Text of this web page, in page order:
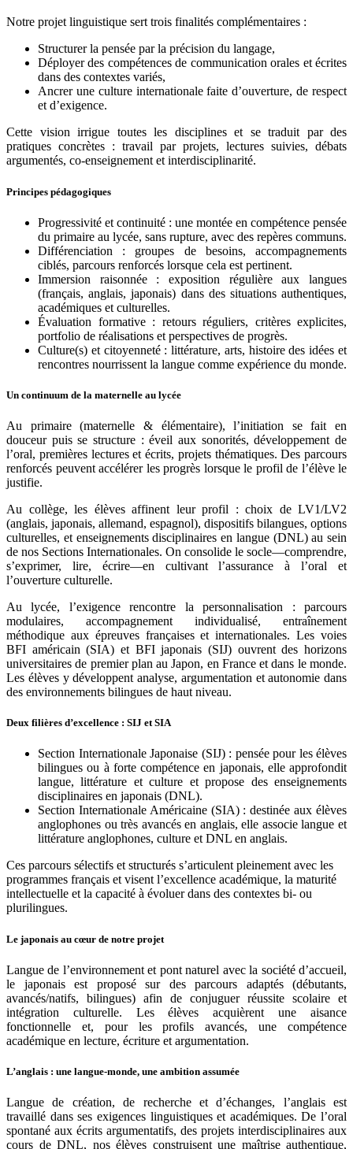
Notre projet linguistique sert trois finalités complémentaires :
Structurer la pensée par la précision du langage,
Déployer des compétences de communication orales et écrites
dans des contextes variés,
Ancrer une culture internationale faite d’ouverture, de respect
et d’exigence.
Cette vision irrigue toutes les disciplines et se traduit par des
pratiques concrètes : travail par projets, lectures suivies, débats
argumentés, co-enseignement et interdisciplinarité.
Principes pédagogiques
Progressivité et continuité : une montée en compétence pensée
du primaire au lycée, sans rupture, avec des repères communs.
Différenciation : groupes de besoins, accompagnements
ciblés, parcours renforcés lorsque cela est pertinent.
Immersion raisonnée : exposition régulière aux langues
(français, anglais, japonais) dans des situations authentiques,
académiques et culturelles.
Évaluation formative : retours réguliers, critères explicites,
portfolio de réalisations et perspectives de progrès.
Culture(s) et citoyenneté : littérature, arts, histoire des idées et
rencontres nourrissent la langue comme expérience du monde.
Un continuum de la maternelle au lycée
Au primaire (maternelle & élémentaire), l’initiation se fait en
douceur puis se structure : éveil aux sonorités, développement de
l’oral, premières lectures et écrits, projets thématiques. Des parcours
renforcés peuvent accélérer les progrès lorsque le profil de l’élève le
justifie.
Au collège, les élèves affinent leur profil : choix de LV1/LV2
(anglais, japonais, allemand, espagnol), dispositifs bilangues, options
culturelles, et enseignements disciplinaires en langue (DNL) au sein
de nos Sections Internationales. On consolide le socle—comprendre,
s’exprimer, lire, écrire—en cultivant l’assurance à l’oral et
l’ouverture culturelle.
Au lycée, l’exigence rencontre la personnalisation : parcours
modulaires, accompagnement individualisé, entraînement
méthodique aux épreuves françaises et internationales. Les voies
BFI américain (SIA) et BFI japonais (SIJ) ouvrent des horizons
universitaires de premier plan au Japon, en France et dans le monde.
Les élèves y développent analyse, argumentation et autonomie dans
des environnements bilingues de haut niveau.
Deux filières d’excellence : SIJ et SIA
Section Internationale Japonaise (SIJ) : pensée pour les élèves
bilingues ou à forte compétence en japonais, elle approfondit
langue, littérature et culture et propose des enseignements
disciplinaires en japonais (DNL).
Section Internationale Américaine (SIA) : destinée aux élèves
anglophones ou très avancés en anglais, elle associe langue et
littérature anglophones, culture et DNL en anglais.
Ces parcours sélectifs et structurés s’articulent pleinement avec les
programmes français et visent l’excellence académique, la maturité
intellectuelle et la capacité à évoluer dans des contextes bi- ou
plurilingues.
Le japonais au cœur de notre projet
Langue de l’environnement et pont naturel avec la société d’accueil,
le japonais est proposé sur des parcours adaptés (débutants,
avancés/natifs, bilingues) afin de conjuguer réussite scolaire et
intégration culturelle. Les élèves acquièrent une aisance
fonctionnelle et, pour les profils avancés, une compétence
académique en lecture, écriture et argumentation.
L’anglais : une langue-monde, une ambition assumée
Langue de création, de recherche et d’échanges, l’anglais est
travaillé dans ses exigences linguistiques et académiques. De l’oral
spontané aux écrits argumentatifs, des projets interdisciplinaires aux
cours de DNL, nos élèves construisent une maîtrise authentique,